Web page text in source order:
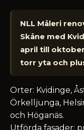
NLL Måleri
Skåne med
april till
torr yta och
Orter: Kvidinge,
Örkelljunga,
och Höganäs.
Utförda fasader: